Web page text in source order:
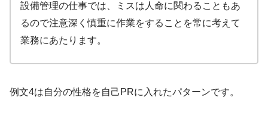
設備管理の仕事では、ミスは人命に関わることもあ
るので注意深く慎重に作業をすることを常に考えて
業務にあたります。
例文4は自分の性格を自己PRに入れたパターンです。